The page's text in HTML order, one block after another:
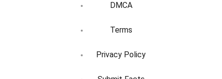
DMCA
Terms
Privacy Policy